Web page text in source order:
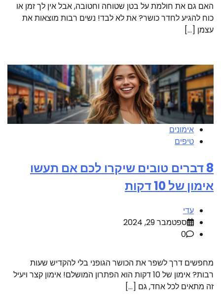
האם גם את חולמת על בטן שטוחה וחטובה, אבל אין לך זמן או
כוח להגיע לחדר כושר? את לא לבד! נשים רבות מוצאות את
עצמן […]
אימונים
טיפים
8 דברים טובים שיקרו לכם אם תעשו
אימון של 10 דקות
עדי
ספטמבר 29, 2024
0
מחפשים דרך לשפר את הכושר הגופני בלי להקדיש שעות
רבות? אימון של 10 דקות הוא הפתרון המושלם! אימון קצר ויעיל
זה מתאים לכל אחד, גם […]